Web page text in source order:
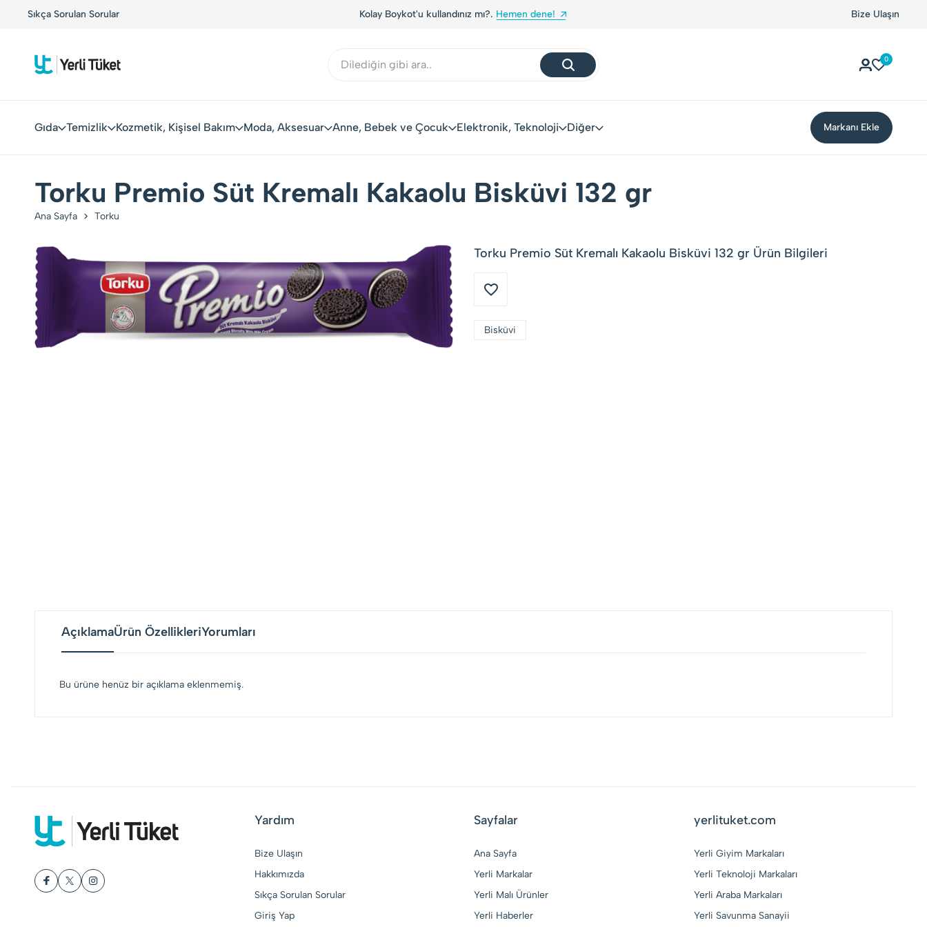
Sıkça Sorulan SorularYerli Tüketiciler, Yerli Markalarla Buluşuyor! Kolay Boykot'u kullandınız mı?. Hemen dene! Bize Ulaşın
0
Gıda Temizlik Kozmetik, Kişisel Bakım Moda, Aksesuar Anne, Bebek ve Çocuk Elektronik, Teknoloji Diğer Markanı Ekle
Torku Premio Süt Kremalı Kakaolu Bisküvi 132 gr
Ana Sayfa Torku
Torku Premio Süt Kremalı Kakaolu Bisküvi 132 gr Ürün Bilgileri
Bisküvi
AçıklamaÜrün ÖzellikleriYorumları
Bu ürüne henüz bir açıklama eklenmemiş.
Yardım
Bize Ulaşın
Hakkımızda
Sıkça Sorulan Sorular
Giriş Yap
Sayfalar
Ana Sayfa
Yerli Markalar
Yerli Malı Ürünler
Yerli Haberler
yerlituket.com
Yerli Giyim Markaları
Yerli Teknoloji Markaları
Yerli Araba Markaları
Yerli Savunma Sanayii